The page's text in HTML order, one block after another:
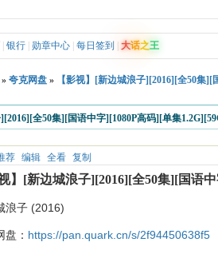
银行 勋章中心 每日签到 大话之王
» 夸克网盘 » 【影视】[新边城浪子][2016][全50集
全50集][国语中字][1080P高码][单集
荐 编辑 全看 复制
】[新边城浪子][2016][全50集][国语
浪子 (2016)
盘： https://pan.quark.cn/s/2f94450638f5